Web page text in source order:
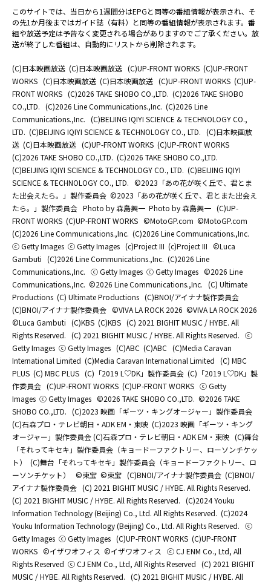
このサイトでは、当日から1週間分はEPGと同等の番組情報が表示され、そ
の先1か月後まではガイド誌（有料）と同等の番組情報が表示されます。番
組や放送予定は予告なく変更される場合がありますのでご了承ください。放
送が終了した番組は、自動的にリストから削除されます。
(C)日本映画放送 (C)日本映画放送 (C)UP-FRONT WORKS (C)UP-FRONT
WORKS (C)日本映画放送 (C)日本映画放送 (C)UP-FRONT WORKS (C)UP-
FRONT WORKS (C)2026 TAKE SHOBO CO.,LTD. (C)2026 TAKE SHOBO
CO.,LTD. (C)2026 Line Communications.,Inc. (C)2026 Line
Communications.,Inc. (C)BEIJING IQIYI SCIENCE & TECHNOLOGY CO.,
LTD. (C)BEIJING IQIYI SCIENCE & TECHNOLOGY CO., LTD. (C)日本映画放
送 (C)日本映画放送 (C)UP-FRONT WORKS (C)UP-FRONT WORKS
(C)2026 TAKE SHOBO CO.,LTD. (C)2026 TAKE SHOBO CO.,LTD.
(C)BEIJING IQIYI SCIENCE & TECHNOLOGY CO., LTD. (C)BEIJING IQIYI
SCIENCE & TECHNOLOGY CO., LTD. ©2023「あの花が咲く丘で、君とま
た出会えたら。」製作委員会 ©2023「あの花が咲く丘で、君とまた出会え
たら。」製作委員会 Photo by 森島興一 Photo by 森島興一 (C)UP-
FRONT WORKS (C)UP-FRONT WORKS ©MotoGP.com ©MotoGP.com
(C)2026 Line Communications.,Inc. (C)2026 Line Communications.,Inc.
ⓒ Getty Images ⓒ Getty Images (c)Project III (c)Project III ©Luca
Gambuti (C)2026 Line Communications.,Inc. (C)2026 Line
Communications.,Inc. ⓒ Getty Images ⓒ Getty Images ©2026 Line
Communications.,Inc. ©2026 Line Communications.,Inc. (C) Ultimate
Productions (C) Ultimate Productions (C)BNOI/アイナナ製作委員会
(C)BNOI/アイナナ製作委員会 ©️VIVA LA ROCK 2026 ©️VIVA LA ROCK 2026
©Luca Gambuti (C)KBS (C)KBS (C) 2021 BIGHIT MUSIC / HYBE. All
Rights Reserved. (C) 2021 BIGHIT MUSIC / HYBE. All Rights Reserved. ⓒ
Getty Images ⓒ Getty Images (C)ABC (C)ABC (C)Media Caravan
International Limited (C)Media Caravan International Limited (C) MBC
PLUS (C) MBC PLUS (C)「2019 L♡DK」製作委員会 (C)「2019 L♡DK」製
作委員会 (C)UP-FRONT WORKS (C)UP-FRONT WORKS ⓒ Getty
Images ⓒ Getty Images ©2026 TAKE SHOBO CO.,LTD. ©2026 TAKE
SHOBO CO.,LTD. (C)2023 映画「ギーツ・キングオージャー」製作委員会
(C)石森プロ・テレビ朝日・ADK EM・東映 (C)2023 映画「ギーツ・キング
オージャー」製作委員会 (C)石森プロ・テレビ朝日・ADK EM・東映 (C)舞台
「それってキセキ」製作委員会（キョードーファクトリー、ローソンチケッ
ト）
(C)舞台「それってキセキ」製作委員会（キョードーファクトリー、ロ
ーソンチケット）
©東宝 ©東宝 (C)BNOI/アイナナ製作委員会 (C)BNOI/
アイナナ製作委員会 (C) 2021 BIGHIT MUSIC / HYBE. All Rights Reserved.
(C) 2021 BIGHIT MUSIC / HYBE. All Rights Reserved. (C)2024 Youku
Information Technology (Beijing) Co., Ltd. All Rights Reserved. (C)2024
Youku Information Technology (Beijing) Co., Ltd. All Rights Reserved. ⓒ
Getty Images ⓒ Getty Images (C)UP-FRONT WORKS (C)UP-FRONT
WORKS ©イザワオフィス ©イザワオフィス
ⓒ CJ ENM Co., Ltd, All
Rights Reserved ⓒ CJ ENM Co., Ltd, All Rights Reserved (C) 2021 BIGHIT
MUSIC / HYBE. All Rights Reserved. (C) 2021 BIGHIT MUSIC / HYBE. All